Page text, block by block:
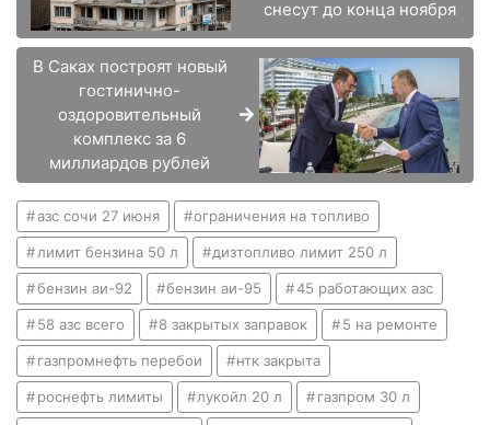
снесут до конца ноября
В Саках построят новый
гостинично-
оздоровительный
комплекс за 6
миллиардов рублей
азс сочи 27 июня ограничения на топливо
лимит бензина 50 л дизтопливо лимит 250 л
бензин аи-92 бензин аи-95 45 работающих азс
58 азс всего 8 закрытых заправок 5 на ремонте
газпромнефть перебои нтк закрыта
роснефть лимиты лукойл 20 л газпром 30 л